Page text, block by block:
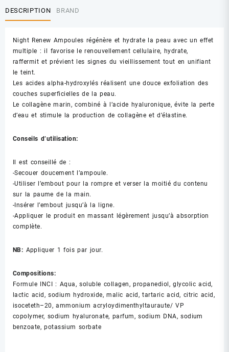
DESCRIPTION BRAND
Night Renew Ampoules régénère et hydrate la peau avec un effet
multiple : il favorise le renouvellement cellulaire, hydrate,
raffermit et prévient les signes du vieillissement tout en unifiant
le teint.
Les acides alpha-hydroxylés réalisent une douce exfoliation des
couches superficielles de la peau.
Le collagène marin, combiné à l’acide hyaluronique, évite la perte
d’eau et stimule la production de collagène et d’élastine.
Conseils d’utilisation:
Il est conseillé de :
-Secouer doucement l’ampoule.
-Utiliser l’embout pour la rompre et verser la moitié du contenu
sur la paume de la main.
-Insérer l’embout jusqu’à la ligne.
-Appliquer le produit en massant légèrement jusqu’à absorption
complète.
NB: Appliquer 1 fois par jour.
Compositions:
Formule INCI : Aqua, soluble collagen, propanediol, glycolic acid,
lactic acid, sodium hydroxide, malic acid, tartaric acid, citric acid,
isoceteth–20, ammonium acryloydimenthyltauraute/ VP
copolymer, sodium hyaluronate, parfum, sodium DNA, sodium
benzoate, potassium sorbate